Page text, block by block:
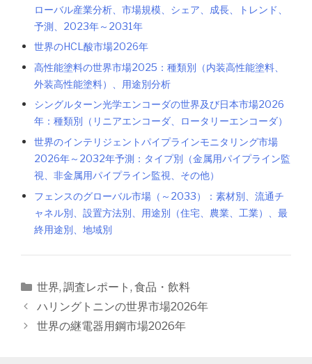
ローバル産業分析、市場規模、シェア、成長、トレンド、
予測、2023年～2031年
世界のHCL酸市場2026年
高性能塗料の世界市場2025：種類別（内装高性能塗料、
外装高性能塗料）、用途別分析
シングルターン光学エンコーダの世界及び日本市場2026
年：種類別（リニアエンコーダ、ロータリーエンコーダ）
世界のインテリジェントパイプラインモニタリング市場
2026年～2032年予測：タイプ別（金属用パイプライン監
視、非金属用パイプライン監視、その他）
フェンスのグローバル市場（～2033）：素材別、流通チ
ャネル別、設置方法別、用途別（住宅、農業、工業）、最
終用途別、地域別
カ
テ
ゴ
世界, 調査レポート , 食品・飲料
投
稿
ハリングトニンの世界市場2026年
世界の継電器用鋼市場2026年